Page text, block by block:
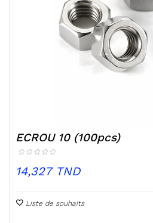
ECROU 10 (100pcs)
Prix
14,327 TND
Liste de souhaits